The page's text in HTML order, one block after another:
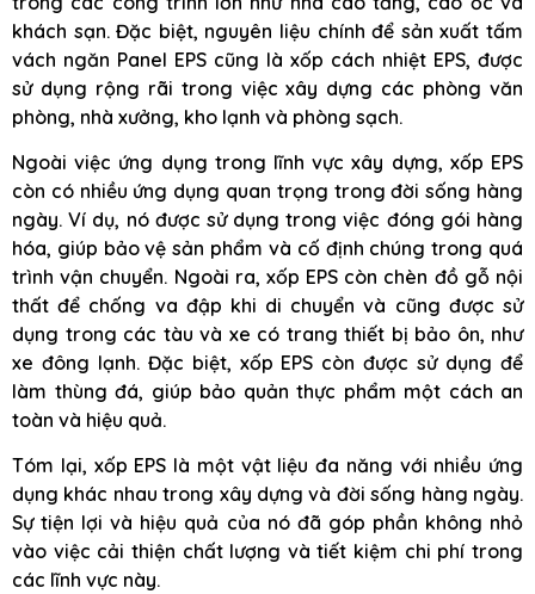
khách sạn. Đặc biệt, nguyên liệu chính để sản xuất tấm
vách ngăn Panel EPS cũng là xốp cách nhiệt EPS, được
sử dụng rộng rãi trong việc xây dựng các phòng văn
phòng, nhà xưởng, kho lạnh và phòng sạch.
Ngoài việc ứng dụng trong lĩnh vực xây dựng, xốp EPS
còn có nhiều ứng dụng quan trọng trong đời sống hàng
ngày. Ví dụ, nó được sử dụng trong việc đóng gói hàng
hóa, giúp bảo vệ sản phẩm và cố định chúng trong quá
trình vận chuyển. Ngoài ra, xốp EPS còn chèn đồ gỗ nội
thất để chống va đập khi di chuyển và cũng được sử
dụng trong các tàu và xe có trang thiết bị bảo ôn, như
xe đông lạnh. Đặc biệt, xốp EPS còn được sử dụng để
làm thùng đá, giúp bảo quản thực phẩm một cách an
toàn và hiệu quả.
Tóm lại, xốp EPS là một vật liệu đa năng với nhiều ứng
dụng khác nhau trong xây dựng và đời sống hàng ngày.
Sự tiện lợi và hiệu quả của nó đã góp phần không nhỏ
vào việc cải thiện chất lượng và tiết kiệm chi phí trong
các lĩnh vực này.